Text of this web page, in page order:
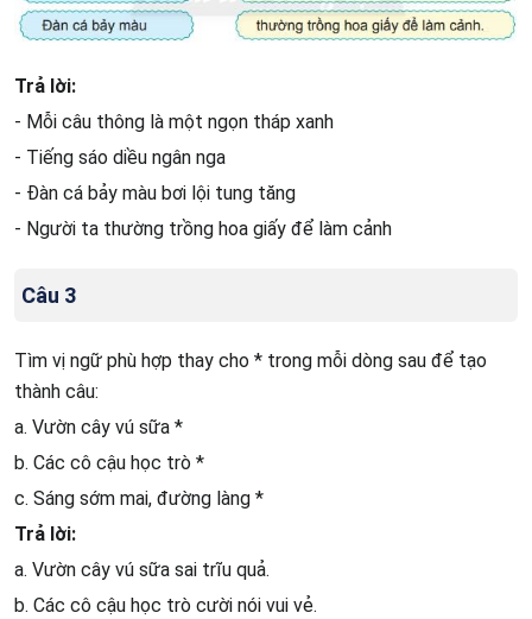
Trả lời:
- Mỗi câu thông là một ngọn tháp xanh
- Tiếng sáo diều ngân nga
- Đàn cá bảy màu bơi lội tung tăng
- Người ta thường trồng hoa giấy để làm cảnh
Câu 3
Tìm vị ngữ phù hợp thay cho * trong mỗi dòng sau để tạo
thành câu:
a. Vườn cây vú sữa *
b. Các cô cậu học trò *
c. Sáng sớm mai, đường làng *
Trả lời:
a. Vườn cây vú sữa sai trĩu quả.
b. Các cô cậu học trò cười nói vui vẻ.